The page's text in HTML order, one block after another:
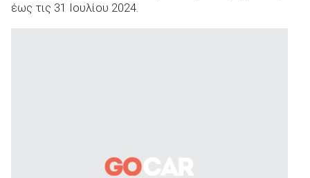
Επιχειρήσεις
έως τις 31 Ιουλίου 2024.